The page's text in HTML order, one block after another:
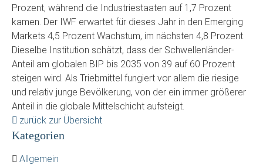
Prozent, während die Industriestaaten auf 1,7 Prozent
kamen. Der IWF erwartet für dieses Jahr in den Emerging
Markets 4,5 Prozent Wachstum, im nächsten 4,8 Prozent.
Dieselbe Institution schätzt, dass der Schwellenländer-
Anteil am globalen BIP bis 2035 von 39 auf 60 Prozent
steigen wird. Als Triebmittel fungiert vor allem die riesige
und relativ junge Bevölkerung, von der ein immer größerer
Anteil in die globale Mittelschicht aufsteigt.
zurück zur Übersicht
Kategorien
Allgemein